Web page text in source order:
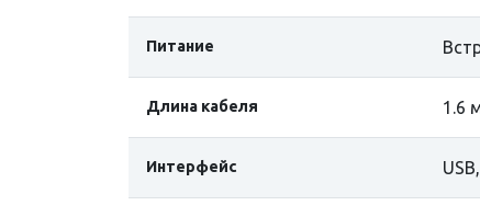
Питание
Длина кабеля 1.6
Интерфейс